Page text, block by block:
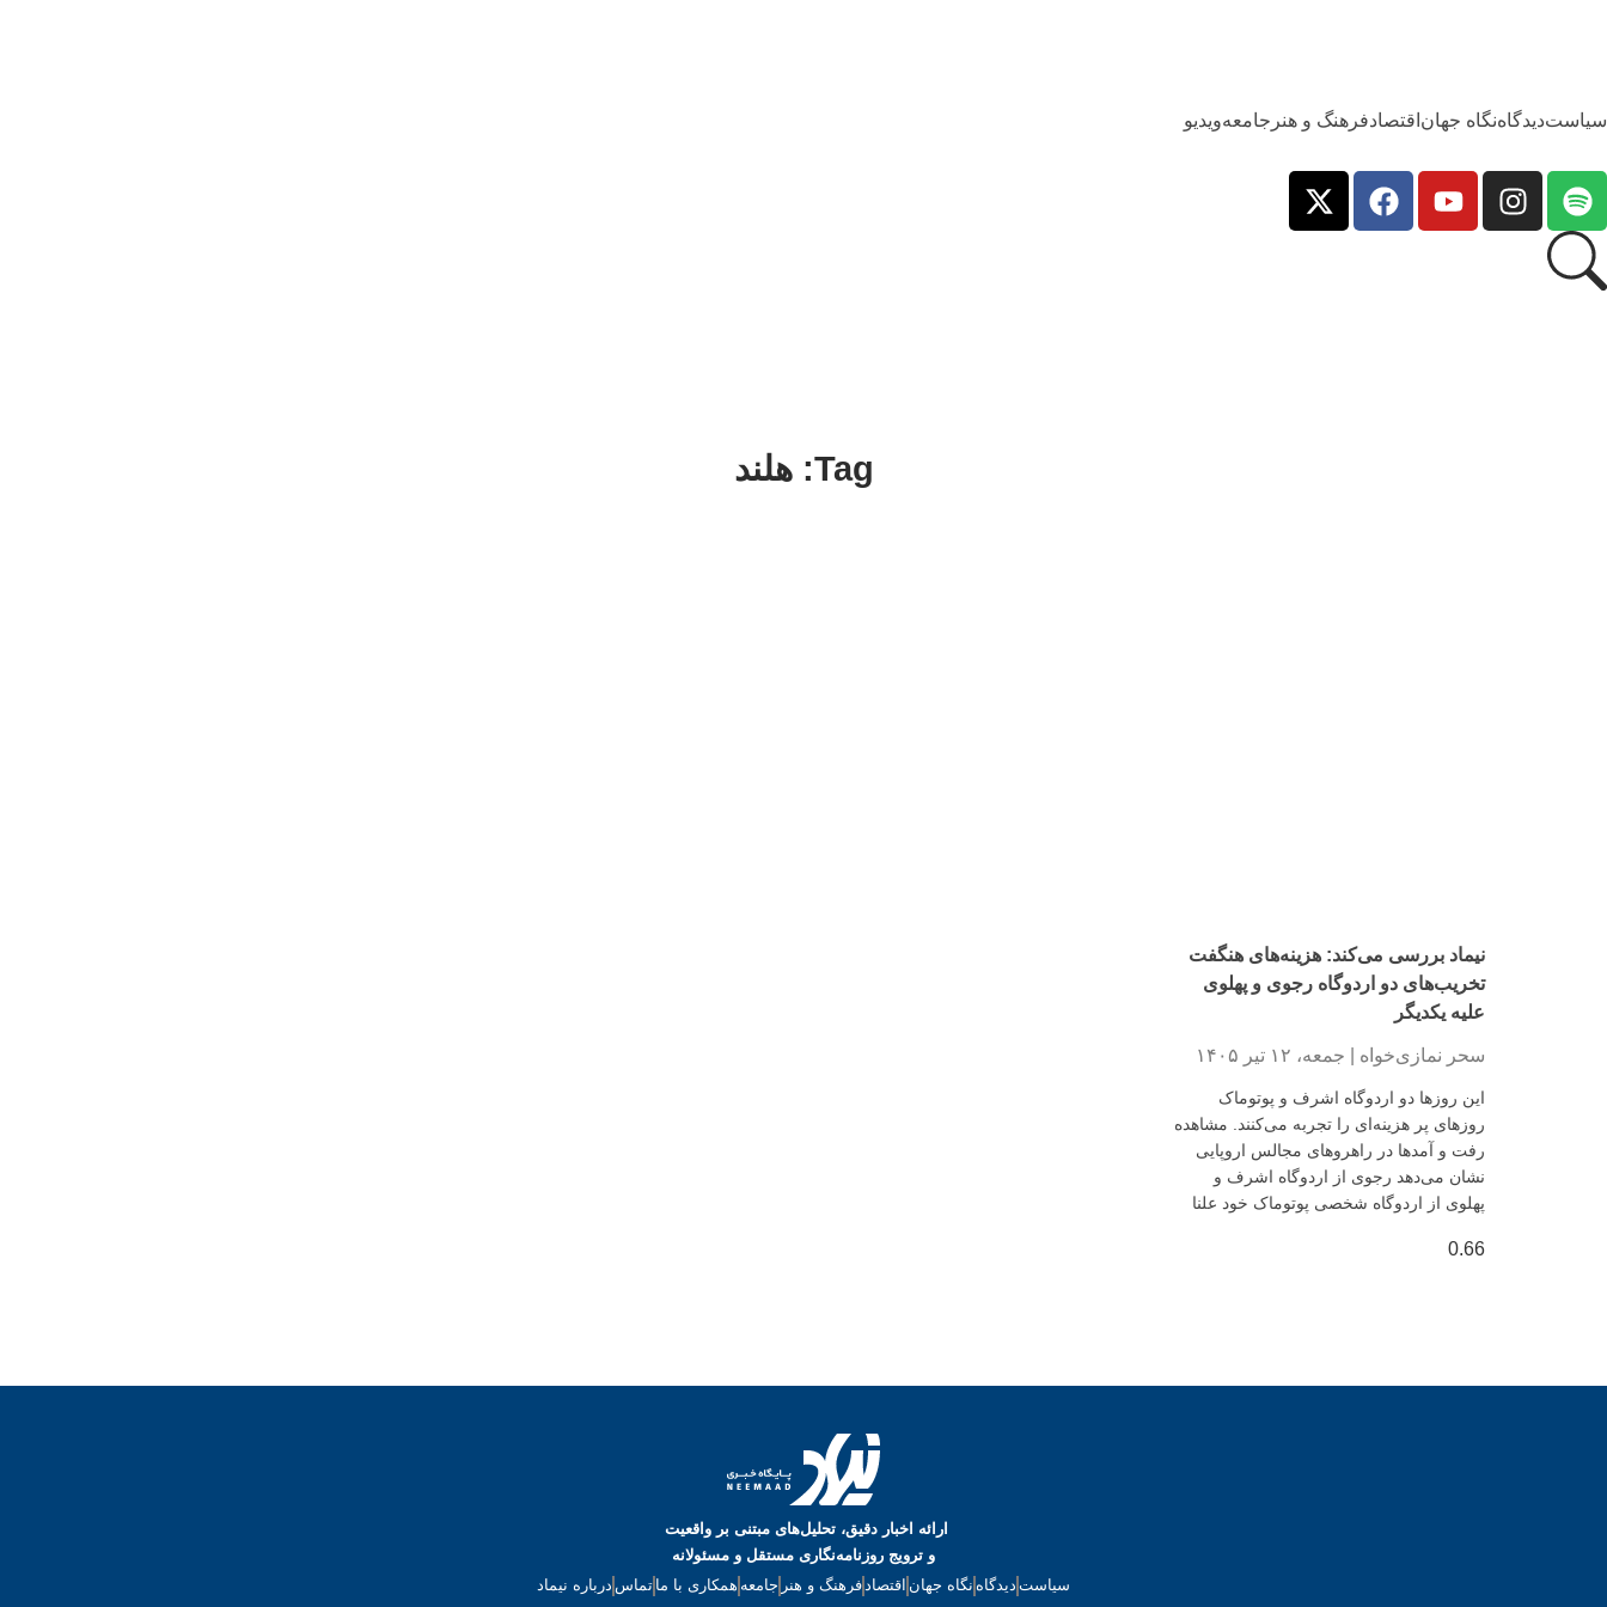
سیاستدیدگاهنگاه جهان اقتصادفرهنگ و هنر جامعهویدیو
Tag: هلند
نیماد بررسی می‌کند: هزینه‌های هنگفت
تخریب‌های دو اردوگاه رجوی و پهلوی
علیه یکدیگر
سحر نمازی‌خواه جمعه، ۱۲ تیر ۱۴۰۵
این روزها دو اردوگاه اشرف و پوتوماک
روزهای پر هزینه‌ای را تجربه می‌کنند. مشاهده
رفت و آمدها در راهروهای مجالس اروپایی
نشان می‌دهد رجوی از اردوگاه اشرف و
پهلوی از اردوگاه شخصی پوتوماک خود علنا
ارائه اخبار دقیق، تحلیل‌های مبتنی بر واقعیت
و ترویج روزنامه‌نگاری مستقل و مسئولانه
سیاست دیدگاه نگاه جهان اقتصادفرهنگ و هنر جامعه همکاری با ما تماس درباره نیماد